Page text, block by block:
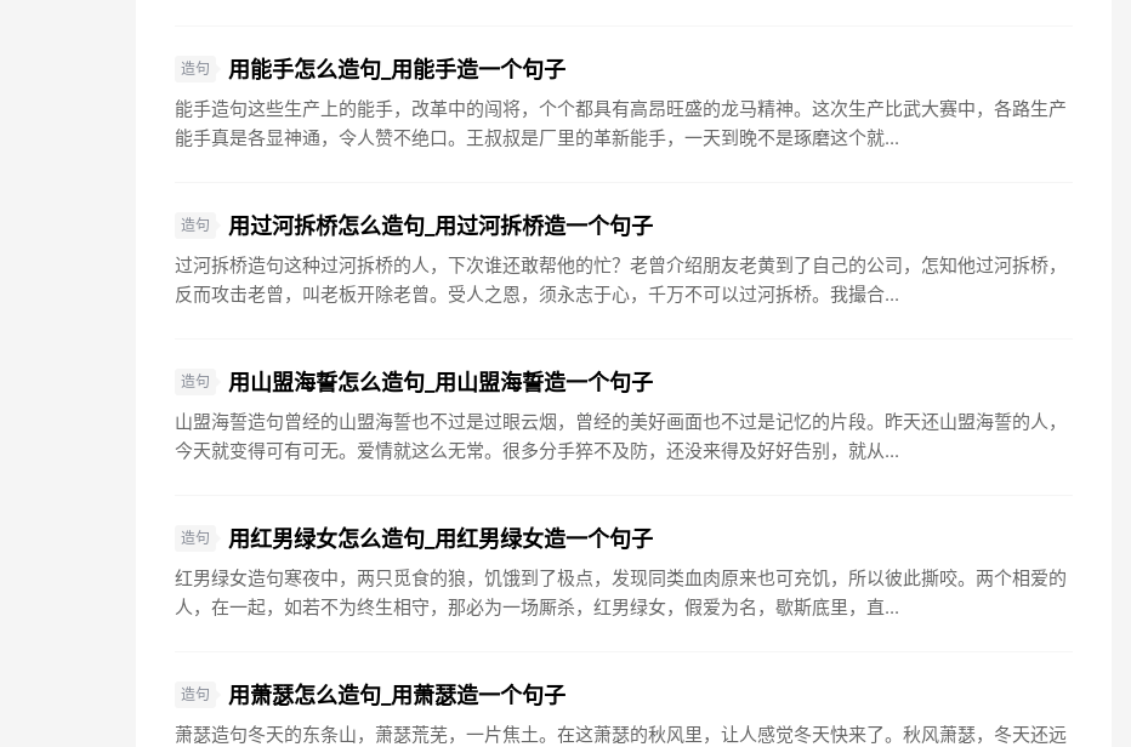
造句 用能手怎么造句_用能手造一个句子
能手造句这些生产上的能手，改革中的闯将，个个都具有高昂旺盛的龙马精神。这次生产比武大赛中，各路生产
能手真是各显神通，令人赞不绝口。王叔叔是厂里的革新能手，一天到晚不是琢磨这个就...
造句 用过河拆桥怎么造句_用过河拆桥造一个句子
过河拆桥造句这种过河拆桥的人，下次谁还敢帮他的忙？老曾介绍朋友老黄到了自己的公司，怎知他过河拆桥，
反而攻击老曾，叫老板开除老曾。受人之恩，须永志于心，千万不可以过河拆桥。我撮合...
造句 用山盟海誓怎么造句_用山盟海誓造一个句子
山盟海誓造句曾经的山盟海誓也不过是过眼云烟，曾经的美好画面也不过是记忆的片段。昨天还山盟海誓的人，
今天就变得可有可无。爱情就这么无常。很多分手猝不及防，还没来得及好好告别，就从...
造句 用红男绿女怎么造句_用红男绿女造一个句子
红男绿女造句寒夜中，两只觅食的狼，饥饿到了极点，发现同类血肉原来也可充饥，所以彼此撕咬。两个相爱的
人，在一起，如若不为终生相守，那必为一场厮杀，红男绿女，假爱为名，歇斯底里，直...
造句 用萧瑟怎么造句_用萧瑟造一个句子
萧瑟造句冬天的东条山，萧瑟荒芜，一片焦土。在这萧瑟的秋风里，让人感觉冬天快来了。秋风萧瑟，冬天还远